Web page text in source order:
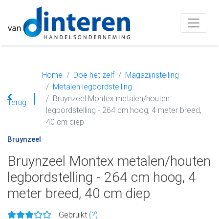
Terug
Home Doe het zelf
Magazijnstelling
Metalen legbordstelling
Bruynzeel Montex metalen/houten
legbordstelling - 264 cm hoog, 4 meter breed,
40 cm diep
Bruynzeel
Bruynzeel Montex metalen/houten
legbordstelling - 264 cm hoog, 4
meter breed, 40 cm diep
Gebruikt (?)